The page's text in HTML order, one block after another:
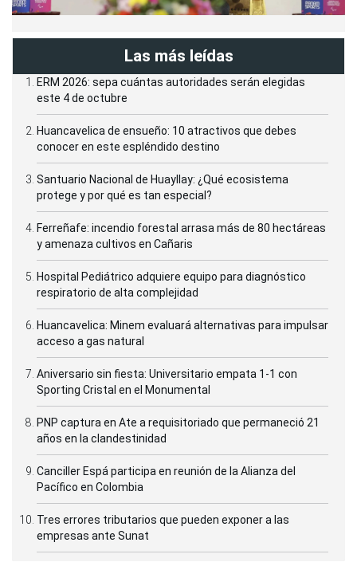
Las más leídas
ERM 2026: sepa cuántas autoridades serán elegidas
este 4 de octubre
Huancavelica de ensueño: 10 atractivos que debes
conocer en este espléndido destino
Santuario Nacional de Huayllay: ¿Qué ecosistema
protege y por qué es tan especial?
Ferreñafe: incendio forestal arrasa más de 80 hectáreas
y amenaza cultivos en Cañaris
Hospital Pediátrico adquiere equipo para diagnóstico
respiratorio de alta complejidad
Huancavelica: Minem evaluará alternativas para impulsar
acceso a gas natural
Aniversario sin fiesta: Universitario empata 1-1 con
Sporting Cristal en el Monumental
PNP captura en Ate a requisitoriado que permaneció 21
años en la clandestinidad
Canciller Espá participa en reunión de la Alianza del
Pacífico en Colombia
Tres errores tributarios que pueden exponer a las
empresas ante Sunat